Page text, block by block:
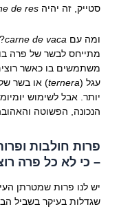
סטייק, זה יהיה de res
ומה עם carne de vaca
מתייחס לבשר של פרה
משתמשים בו כאשר
עגל (ternera) או בשר
יותר. אבל לשימוש
הנכונה, הפשוטה
פרות חולבות
– כי לא כל פרה
יש לנו פרות שמטרתן
שגדלות בעיקר בשביל